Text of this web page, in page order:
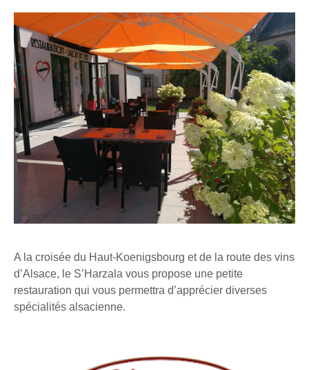
A la croisée du Haut-Koenigsbourg et de la route des vins
d’Alsace, le S’Harzala vous propose une petite
restauration qui vous permettra d’apprécier diverses
spécialités alsacienne.